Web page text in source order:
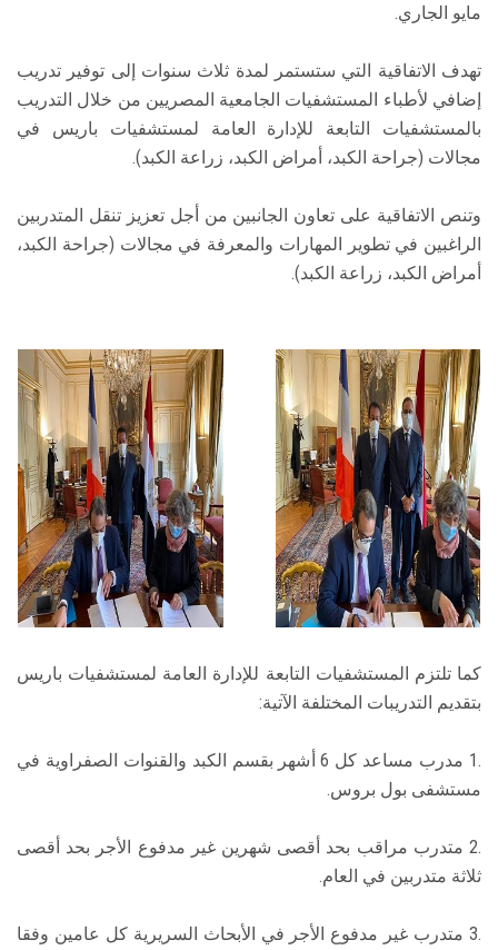
مايو الجاري.
تهدف الاتفاقية التي ستستمر لمدة ثلاث سنوات إلى توفير تدريب
إضافي لأطباء المستشفيات الجامعية المصريين من خلال التدريب
بالمستشفيات التابعة للإدارة العامة لمستشفيات باريس في
مجالات (جراحة الكبد، أمراض الكبد، زراعة الكبد).
وتنص الاتفاقية على تعاون الجانبين من أجل تعزيز تنقل المتدربين
الراغبين في تطوير المهارات والمعرفة في مجالات (جراحة الكبد،
أمراض الكبد، زراعة الكبد).
كما تلتزم المستشفيات التابعة للإدارة العامة لمستشفيات باريس
بتقديم التدريبات المختلفة الآتية:
.1 مدرب مساعد كل 6 أشهر بقسم الكبد والقنوات الصفراوية في
مستشفى بول بروس.
.2 متدرب مراقب بحد أقصى شهرين غير مدفوع الأجر بحد أقصى
ثلاثة متدربين في العام.
.3 متدرب غير مدفوع الأجر في الأبحاث السريرية كل عامين وفقا